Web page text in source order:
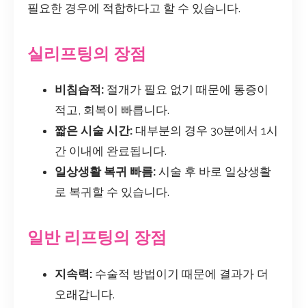
필요한 경우에 적합하다고 할 수 있습니다.
실리프팅의 장점
비침습적: 절개가 필요 없기 때문에 통증이
적고, 회복이 빠릅니다.
짧은 시술 시간: 대부분의 경우 30분에서 1시
간 이내에 완료됩니다.
일상생활 복귀 빠름: 시술 후 바로 일상생활
로 복귀할 수 있습니다.
일반 리프팅의 장점
지속력: 수술적 방법이기 때문에 결과가 더
오래갑니다.